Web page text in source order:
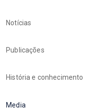
Notícias
Publicações
História e conhecimento
Media